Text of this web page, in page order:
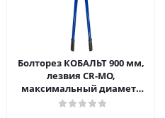
Болторез КОБАЛЬТ 900 мм,
лезвия CR-MO,
максимальный диаметр
реза:12 мм твёрдая